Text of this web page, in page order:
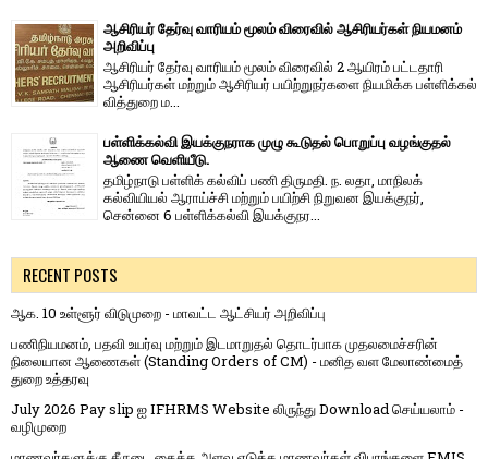
ஆசிரியர் தேர்வு வாரியம் மூலம் விரைவில் ஆசிரியர்கள் நியமனம்
அறிவிப்பு
ஆசிரியர் தேர்வு வாரி​யம் மூலம் விரை​வில் 2 ஆயிரம் பட்​ட​தாரி
ஆசிரியர்​கள் மற்​றும் ஆசிரியர் பயிற்றுநர்​களை நியமிக்க பள்​ளிக்​கல்​
வித்​துறை ம...
பள்ளிக்கல்வி இயக்குநராக முழு கூடுதல் பொறுப்பு வழங்குதல்
ஆணை வெளியீடு.
தமிழ்நாடு பள்ளிக் கல்விப் பணி திருமதி. ந. லதா, மாநிலக்
கல்வியியல் ஆராய்ச்சி மற்றும் பயிற்சி நிறுவன இயக்குநர்,
சென்னை 6 பள்ளிக்கல்வி இயக்குநர...
RECENT POSTS
ஆக. 10 உள்ளூர் விடுமுறை - மாவட்ட ஆட்சியர் அறிவிப்பு
பணிநியமனம், பதவி உயர்வு மற்றும் இடமாறுதல் தொடர்பாக முதலமைச்சரின்
நிலையான ஆணைகள் (Standing Orders of CM) - மனித வள மேலாண்மைத்
துறை உத்தரவு
July 2026 Pay slip ஐ IFHRMS Website லிருந்து Download செய்யலாம் -
வழிமுறை